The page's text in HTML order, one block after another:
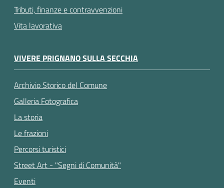
Tributi, finanze e contravvenzioni
Vita lavorativa
VIVERE PRIGNANO SULLA SECCHIA
Archivio Storico del Comune
Galleria Fotografica
La storia
Le frazioni
Percorsi turistici
Street Art - "Segni di Comunità"
Eventi